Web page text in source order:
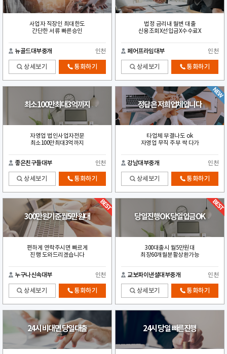
사업자 직장인 최대한도
간단한 서류 빠른승인
뉴골드대부중개 인천
상세보기 통화하기
법정 금리내 월변 대출
신용조회X선입금X수수료X
페어프라임대부 인천
상세보기 통화하기
최소100만최대3억까지
자영업 법인사업자전문
최소100만최대3억까지
좋은친구들대부 인천
상세보기 통화하기
정답은 저희업체입니다
타업체 부결나도 ok
자영업 무직 주부 싹 다가
강남대부중개 인천
상세보기 통화하기
300만원기준월5만원대
편하게 연락주시면 빠르게
진행 도와드리겠습니다
누구나신속대부 인천
상세보기 통화하기
당일진행OK 당일입금OK
300대출시 월5만원대
최장60개월분활상환가능
교보파이낸셜대부중개 인천
상세보기 통화하기
24시 비대면 당일대출 24시 당일 빠른진행